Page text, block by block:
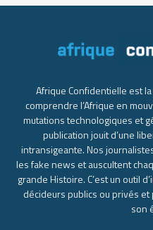
Afrique Confidentielle est
comprendre l’Afrique en
mutations technologiques et
publication jouit d’une
intransigeante. Nos
les fake news et auscultent
grande Histoire. C’est un outil
décideurs publics ou privés
son